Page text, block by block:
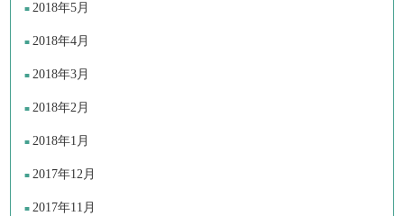
2018年5月
2018年4月
2018年3月
2018年2月
2018年1月
2017年12月
2017年11月